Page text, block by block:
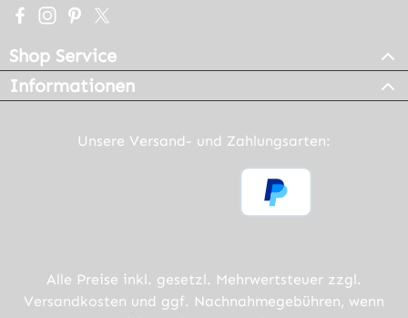
Besuche uns auf Facebook – öffnet in neuem Tab
Schau auf Instagram vorbei – öffnet in neuem Tab
Lass dich auf Pinterest inspirieren – öffnet in
Folge uns auf X – öffnet in neuem Tab
Shop Service
Informationen
Unsere Versand- und Zahlungsarten:
Alle Preise inkl. gesetzl. Mehrwertsteuer zzgl.
Versandkosten und ggf. Nachnahmegebühren, wenn